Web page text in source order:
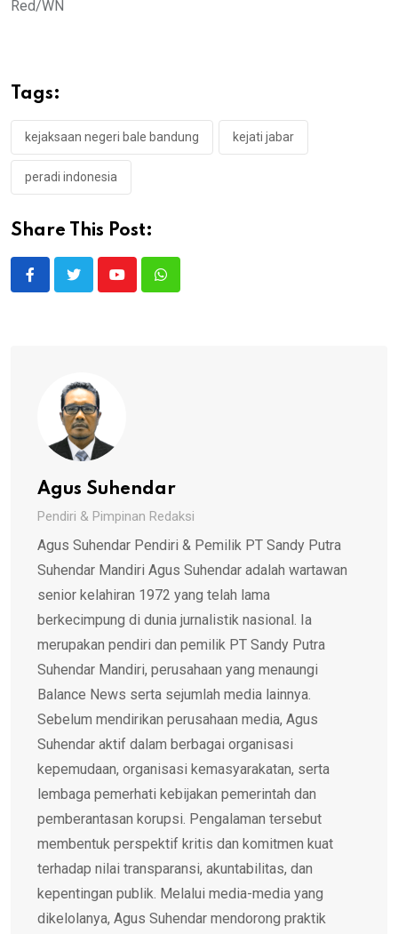
Red/WN
Tags:
kejaksaan negeri bale bandung kejati jabar
peradi indonesia
Share This Post:
YoutubeWhatsapp
Agus Suhendar
Pendiri & Pimpinan Redaksi
Agus Suhendar Pendiri & Pemilik PT Sandy Putra
Suhendar Mandiri Agus Suhendar adalah wartawan
senior kelahiran 1972 yang telah lama
berkecimpung di dunia jurnalistik nasional. Ia
merupakan pendiri dan pemilik PT Sandy Putra
Suhendar Mandiri, perusahaan yang menaungi
Balance News serta sejumlah media lainnya.
Sebelum mendirikan perusahaan media, Agus
Suhendar aktif dalam berbagai organisasi
kepemudaan, organisasi kemasyarakatan, serta
lembaga pemerhati kebijakan pemerintah dan
pemberantasan korupsi. Pengalaman tersebut
membentuk perspektif kritis dan komitmen kuat
terhadap nilai transparansi, akuntabilitas, dan
kepentingan publik. Melalui media-media yang
dikelolanya, Agus Suhendar mendorong praktik